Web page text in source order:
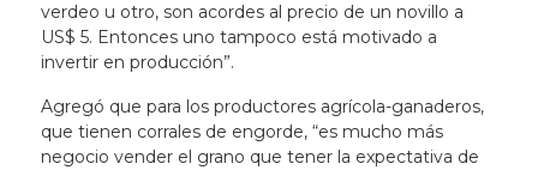
verdeo u otro, son acordes al precio de un novillo a
US$ 5. Entonces uno tampoco está motivado a
invertir en producción”.
Agregó que para los productores agrícola-ganaderos,
que tienen corrales de engorde, “es mucho más
negocio vender el grano que tener la expectativa de